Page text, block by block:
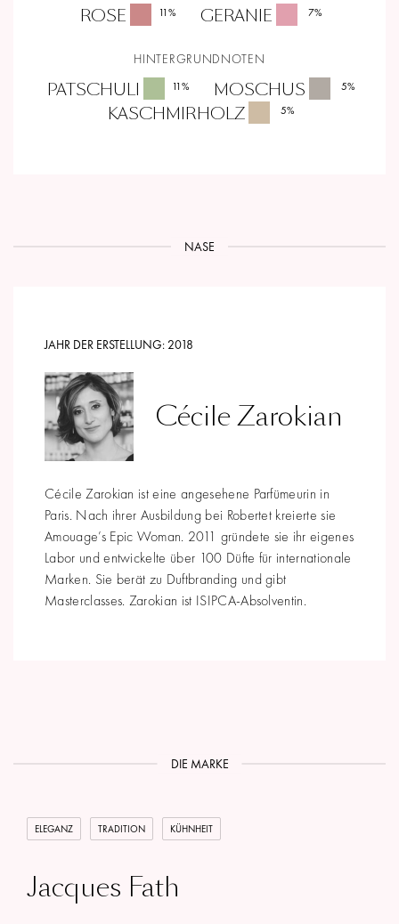
ROSE 11% GERANIE 7%
HINTERGRUNDNOTEN
PATSCHULI 11% MOSCHUS 5%
KASCHMIRHOLZ 5%
NASE
JAHR DER ERSTELLUNG: 2018
Cécile Zarokian
Cécile Zarokian ist eine angesehene Parfümeurin in
Paris. Nach ihrer Ausbildung bei Robertet kreierte sie
Amouage’s Epic Woman. 2011 gründete sie ihr eigenes
Labor und entwickelte über 100 Düfte für internationale
Marken. Sie berät zu Duftbranding und gibt
Masterclasses. Zarokian ist ISIPCA-Absolventin.
DIE MARKE
ELEGANZ TRADITION KÜHNHEIT
Jacques Fath